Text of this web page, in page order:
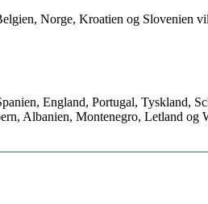
Norge, Kroatien og Slovenien
England, Portugal, Tyskland,
Albanien, Montenegro, Letland og